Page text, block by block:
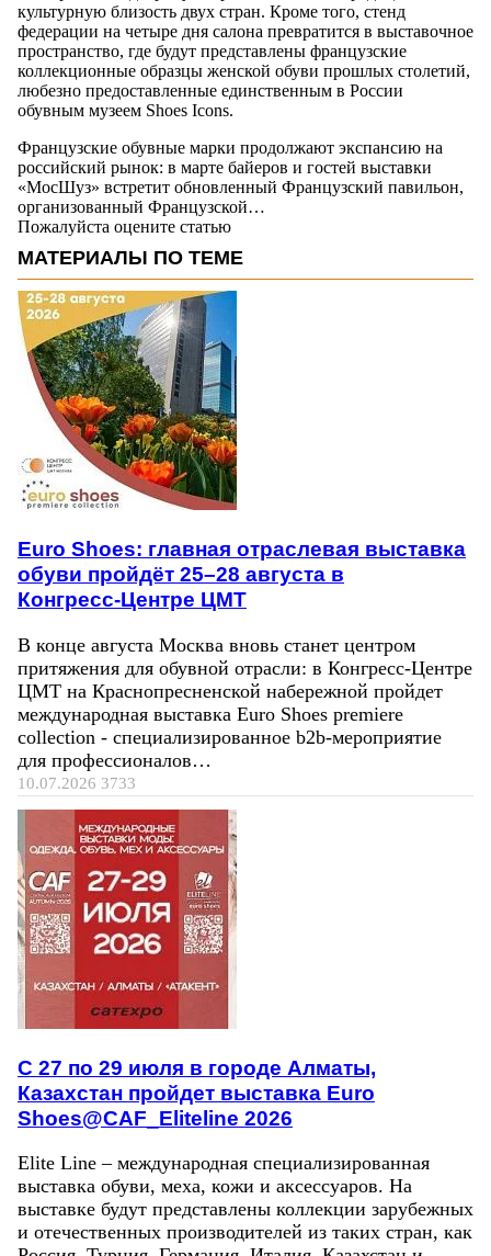
культурную близость двух стран. Кроме того, стенд
федерации на четыре дня салона превратится в выставочное
пространство, где будут представлены французские
коллекционные образцы женской обуви прошлых столетий,
любезно предоставленные единственным в России
обувным музеем Shoes Icons.
Французские обувные марки продолжают экспансию на
российский рынок: в марте байеров и гостей выставки
«МосШуз» встретит обновленный Французский павильон,
организованный Французской…
Пожалуйста оцените статью
МАТЕРИАЛЫ ПО ТЕМЕ
Euro Shoes: главная отраслевая выставка
обуви пройдёт 25–28 августа в
Конгресс‑Центре ЦМТ
В конце августа Москва вновь станет центром
притяжения для обувной отрасли: в Конгресс-Центре
ЦМТ на Краснопресненской набережной пройдет
международная выставка Euro Shoes premiere
collection - специализированное b2b-мероприятие
для профессионалов…
10.07.2026 3733
C 27 по 29 июля в городе Алматы,
Казахстан пройдет выставка Euro
Shoes@CAF_Eliteline 2026
Elite Line – международная специализированная
выставка обуви, меха, кожи и аксессуаров. На
выставке будут представлены коллекции зарубежных
и отечественных производителей из таких стран, как